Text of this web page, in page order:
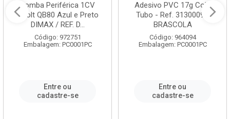
Bomba Periférica 1CV
Bivolt QB80 Azul e Preto
DIMAX / REF. D...
Código: 972751
Embalagem: PC0001PC
Entre ou
cadastre-se
Adesivo PVC 17g Cola
Tubo - Ref. 3130009 -
BRASCOLA
Código: 964094
Embalagem: PC0001PC
Entre ou
cadastre-se